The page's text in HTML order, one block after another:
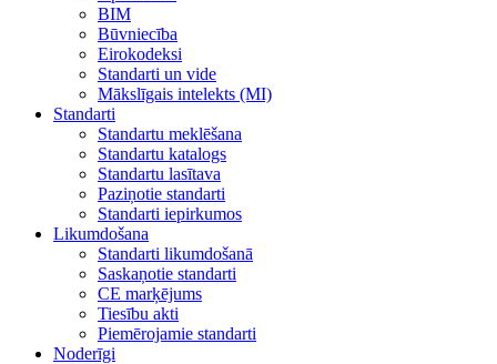
BIM
Būvniecība
Eirokodeksi
Standarti un vide
Mākslīgais intelekts (MI)
Standarti
Standartu meklēšana
Standartu katalogs
Standartu lasītava
Paziņotie standarti
Standarti iepirkumos
Likumdošana
Standarti likumdošanā
Saskaņotie standarti
CE marķējums
Tiesību akti
Piemērojamie standarti
Noderīgi